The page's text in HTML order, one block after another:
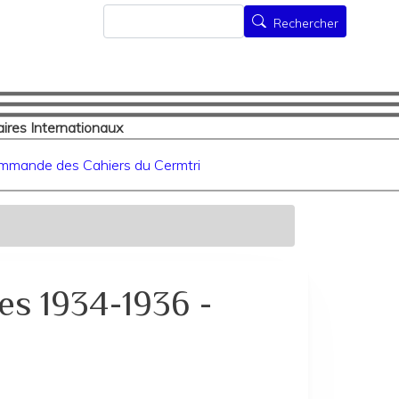
Internationaux
Rechercher
Rechercher
des Cahiers du Cermtri
1934-1936 -